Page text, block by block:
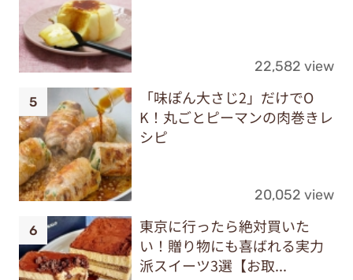
22,582 view
「味ぽん大さじ2」だけでO
K！丸ごとピーマンの肉巻きレ
シピ
20,052 view
東京に行ったら絶対買いた
い！贈り物にも喜ばれる実力
派スイーツ3選【お取...